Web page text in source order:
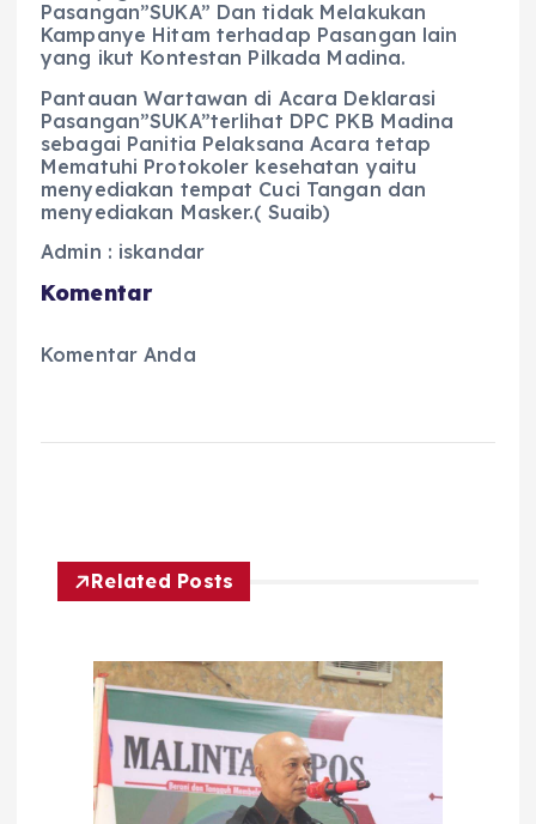
Pasangan”SUKA” Dan tidak Melakukan
Kampanye Hitam terhadap Pasangan lain
yang ikut Kontestan Pilkada Madina.
Pantauan Wartawan di Acara Deklarasi
Pasangan”SUKA”terlihat DPC PKB Madina
sebagai Panitia Pelaksana Acara tetap
Mematuhi Protokoler kesehatan yaitu
menyediakan tempat Cuci Tangan dan
menyediakan Masker.( Suaib)
Admin : iskandar
Komentar
Komentar Anda
Related Posts